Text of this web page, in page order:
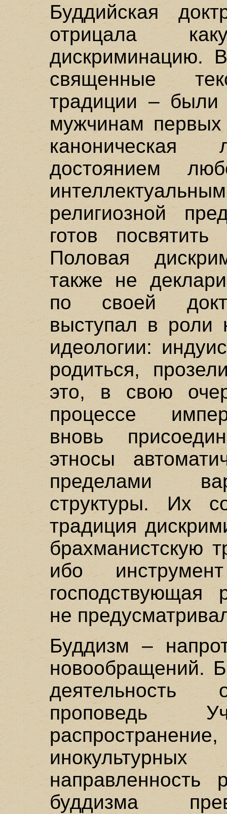
Буддийская
отрицала
дискриминацию.
священные
традиции – были
мужчинам первых
каноническая
достоянием
религиозной
готов
Половая
также не
по своей
выступал в роли
идеологии:
родиться,
это, в свою
процессе
вновь
этносы
пределами
структуры. Их
традиция
брахманистскую
ибо
господствующая
не
Буддизм –
новообращений.
деятельность
проповедь
направленность
буддизма